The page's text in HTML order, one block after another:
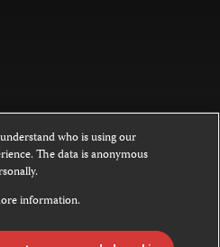
website is licensed under a
NoDerivatives 4.0
by the Creative Commons
who is using our
The data is anonymous
information.